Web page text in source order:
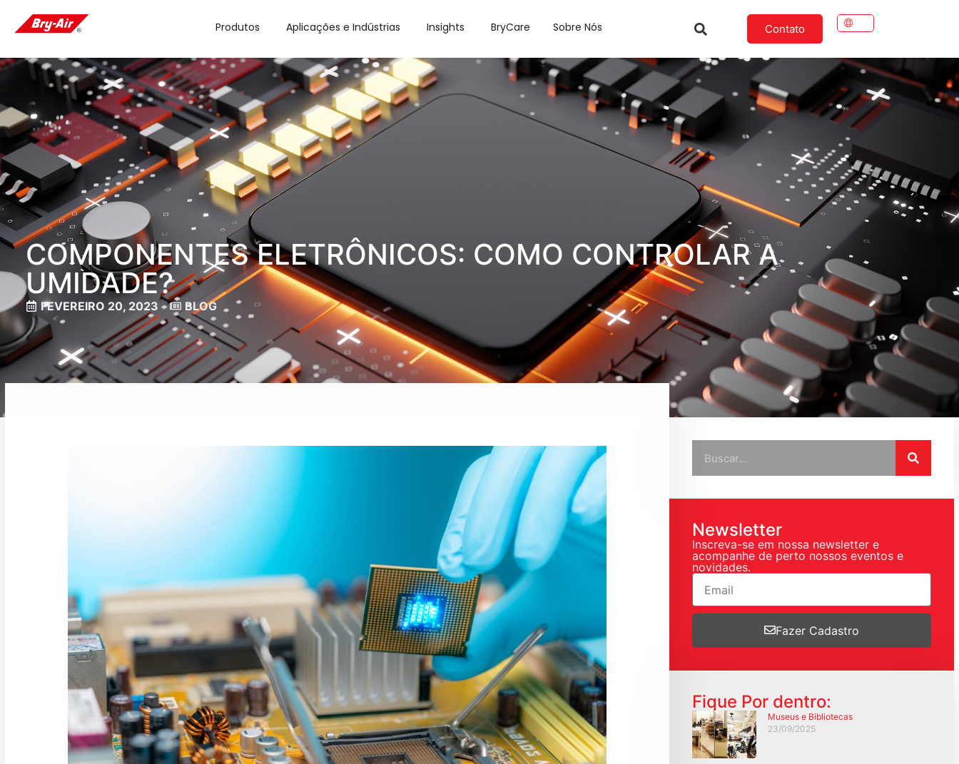
Produtos Aplicações e Indústrias Insights BryCare Sobre Nós Contato
COMPONENTES ELETRÔNICOS: COMO CONTROLAR A
UMIDADE?
FEVEREIRO 20, 2023 BLOG
Newsletter
Inscreva-se em nossa newsletter e
acompanhe de perto nossos eventos e
novidades.
Fazer Cadastro
Fique Por dentro:
Museus e Bibliotecas
23/09/2025